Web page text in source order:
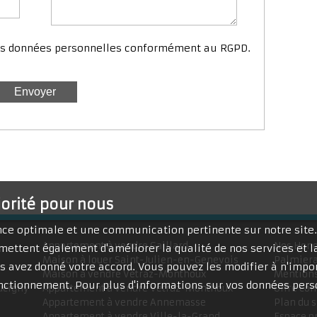
données personnelles conformément au RGPD.
Appartement à vendre Gaillard
Maison à louer Saint-Julien-en-Genevois
Maison à vendre Vétraz-Monthoux
Appartement à vendre Vétraz-Monthoux
Appartement à vendre Annemasse
Nos
Offre
Plan du
pour nous
optimale et une communication pertinente sur notre
également d'améliorer la qualité de nos services
donné votre accord. Vous pouvez les modifier à
Pour plus d'informations sur vos données